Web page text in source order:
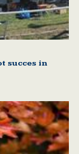
succes in